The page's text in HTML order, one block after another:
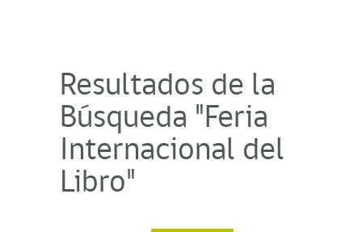
Resultados de la
Búsqueda "Feria
Internacional del
Libro"